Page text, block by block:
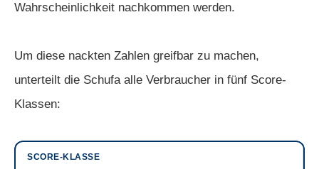
Wahrscheinlichkeit nachkommen werden.
Um diese nackten Zahlen greifbar zu machen,
unterteilt die Schufa alle Verbraucher in fünf Score-
Klassen: